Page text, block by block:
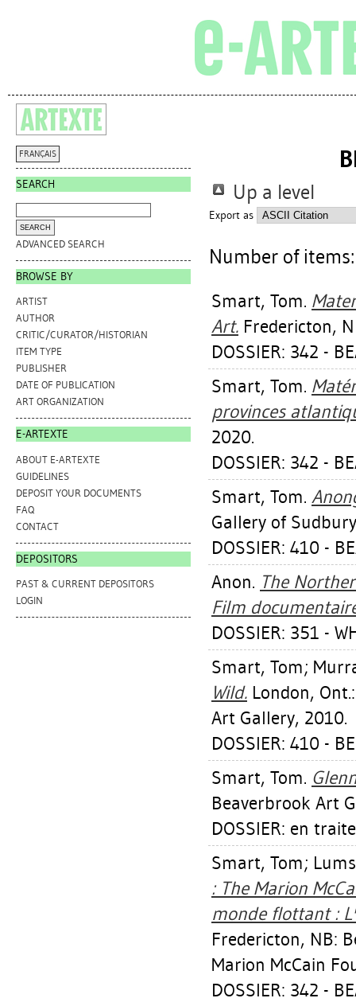
FRANÇAIS
SEARCH
ADVANCED SEARCH
BROWSE BY
ARTIST
AUTHOR
CRITIC/CURATOR/HISTORIAN
ITEM TYPE
PUBLISHER
DATE OF PUBLICATION
ART ORGANIZATION
E-ARTEXTE
ABOUT E-ARTEXTE
GUIDELINES
DEPOSIT YOUR DOCUMENTS
FAQ
CONTACT
DEPOSITORS
PAST & CURRENT DEPOSITORS
LOGIN
Up a level
Export as
Number of
Smart, Tom.
Art. Fredericton,
DOSSIER: 342 -
Smart, Tom.
provinces
2020.
DOSSIER: 342 -
Smart, Tom.
Gallery of
DOSSIER: 410 -
Anon. The
Film
DOSSIER: 351 -
Smart, Tom;
Wild. London,
Art Gallery, 2010.
DOSSIER: 410 -
Smart, Tom.
Beaverbrook Art
DOSSIER: en
Smart, Tom;
: The Marion
monde flottant :
Fredericton, NB:
Marion McCain
DOSSIER: 342 -